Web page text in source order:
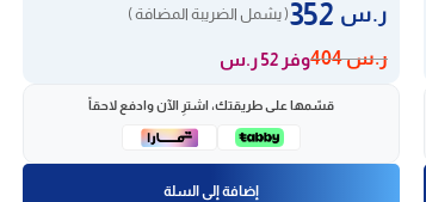
ر.س ( يشمل الضريبة المضافة )
ر.س404 وفر 52 ر.س
قسّمها على طريقتك، اشترِ الآن وادفع لاحقاً
إضافة إلى السلة